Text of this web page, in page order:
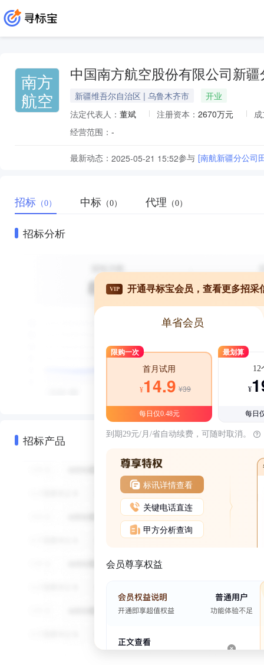
南方
航空
中国南方航空股份有限公司新
新疆维吾尔自治区 | 乌鲁木齐市
开业
法定代表人： 董斌 注册资本： 2670万元
经营范围： -
最新动态： 2025-05-21 15:52参与 [南航新疆分公司
招标 （0） 中标 （0） 代理 （0）
招标分析
招标产品
VIP 开通寻标宝会员，查看更多招采
单省会员
限购一次
首月试用
¥14.9 ¥39
每日仅0.48元
最划算
12
¥
每日
到期29元/月/省自动续费，可随时取消。
标讯详情查看
关键电话直连
甲方分析查询
会员尊享权益